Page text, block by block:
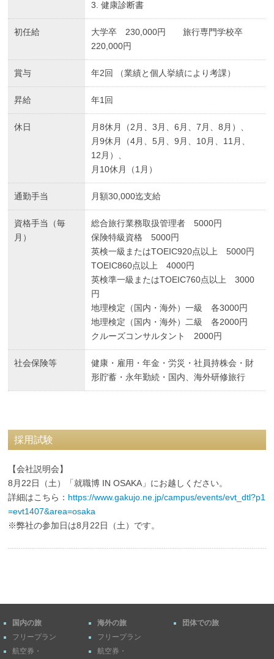
3. 健康診断書
初任給
大学卒 230,000円 旅行専門学校卒
220,000円
賞与 年2回 （業績と個人挙績により考課）
昇給 年1回
休日
月8休月（2月、3月、6月、7月、8月）、
月9休月（4月、5月、9月、10月、11月、
12月）、
月10休月（1月）
通勤手当 月額30,000迄支給
資格手当（毎
月）
総合旅行業務取扱管理者 5000円
保険特級資格 5000円
英検一級またはTOEIC920点以上 5000円
TOEIC860点以上 4000円
英検準一級またはTOEIC760点以上 3000
円
地理検定（国内・海外）一級 各3000円
地理検定（国内・海外）二級 各2000円
クルーズコンサルタント 2000円
社会保険等
健康・雇用・年金・労災・社員持株会・財
形貯蓄・永年勤続・国内、海外研修旅行
採用試験
【会社説明会】
8月22日（土）「就職博 IN OSAKA」にお越しください。
詳細はこちら： https://www.gakujo.ne.jp/campus/events/evt_dtl?p1
=evt1407&area=osaka
※弊社の参加日は8月22日（土）です。
国内の旅
フリープラン
航空券・
海外の旅
フリープラン
航空券・
団体での旅